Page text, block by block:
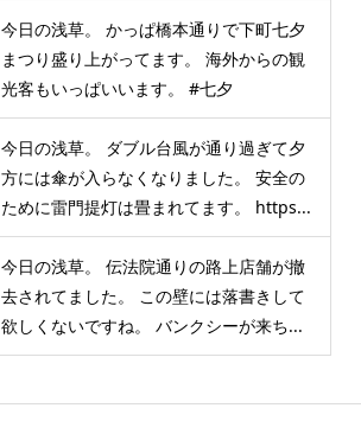
今日の浅草。 かっぱ橋本通りで下町七夕
まつり盛り上がってます。 海外からの観
光客もいっぱいいます。 #七夕
今日の浅草。 ダブル台風が通り過ぎて夕
方には傘が入らなくなりました。 安全の
ために雷門提灯は畳まれてます。 https...
今日の浅草。 伝法院通りの路上店舗が撤
去されてました。 この壁には落書きして
欲しくないですね。 バンクシーが来ち...